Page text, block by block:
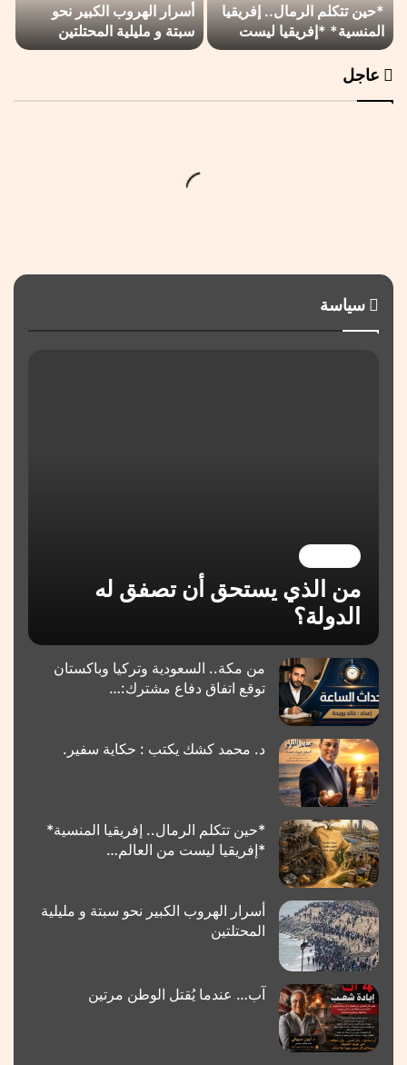
*حين تتكلم الرمال.. إفريقيا
المنسية* *إفريقيا ليست
من…
أسرار الهروب الكبير نحو
سبتة و مليلية المحتلتين
عاجل
سياسة
من الذي يستحق أن تصفق له
الدولة؟
من مكة.. السعودية وتركيا وباكستان
توقع اتفاق دفاع مشترك:…
د. محمد كشك يكتب : حكاية سفير.
*حين تتكلم الرمال.. إفريقيا المنسية*
*إفريقيا ليست من العالم…
أسرار الهروب الكبير نحو سبتة و مليلية
المحتلتين
آب… عندما يُقتل الوطن مرتين